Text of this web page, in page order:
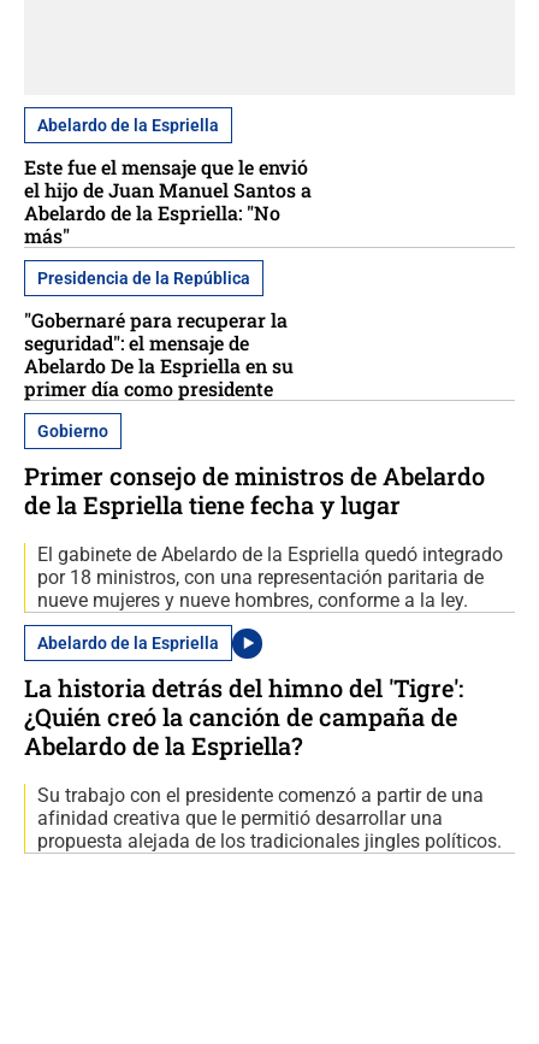
Abelardo de la Espriella
Este fue el mensaje que le envió
el hijo de Juan Manuel Santos a
Abelardo de la Espriella: "No
más"
Presidencia de la República
"Gobernaré para recuperar la
seguridad": el mensaje de
Abelardo De la Espriella en su
primer día como presidente
Gobierno
Primer consejo de ministros de Abelardo
de la Espriella tiene fecha y lugar
El gabinete de Abelardo de la Espriella quedó integrado
por 18 ministros, con una representación paritaria de
nueve mujeres y nueve hombres, conforme a la ley.
Abelardo de la Espriella
La historia detrás del himno del 'Tigre':
¿Quién creó la canción de campaña de
Abelardo de la Espriella?
Su trabajo con el presidente comenzó a partir de una
afinidad creativa que le permitió desarrollar una
propuesta alejada de los tradicionales jingles políticos.